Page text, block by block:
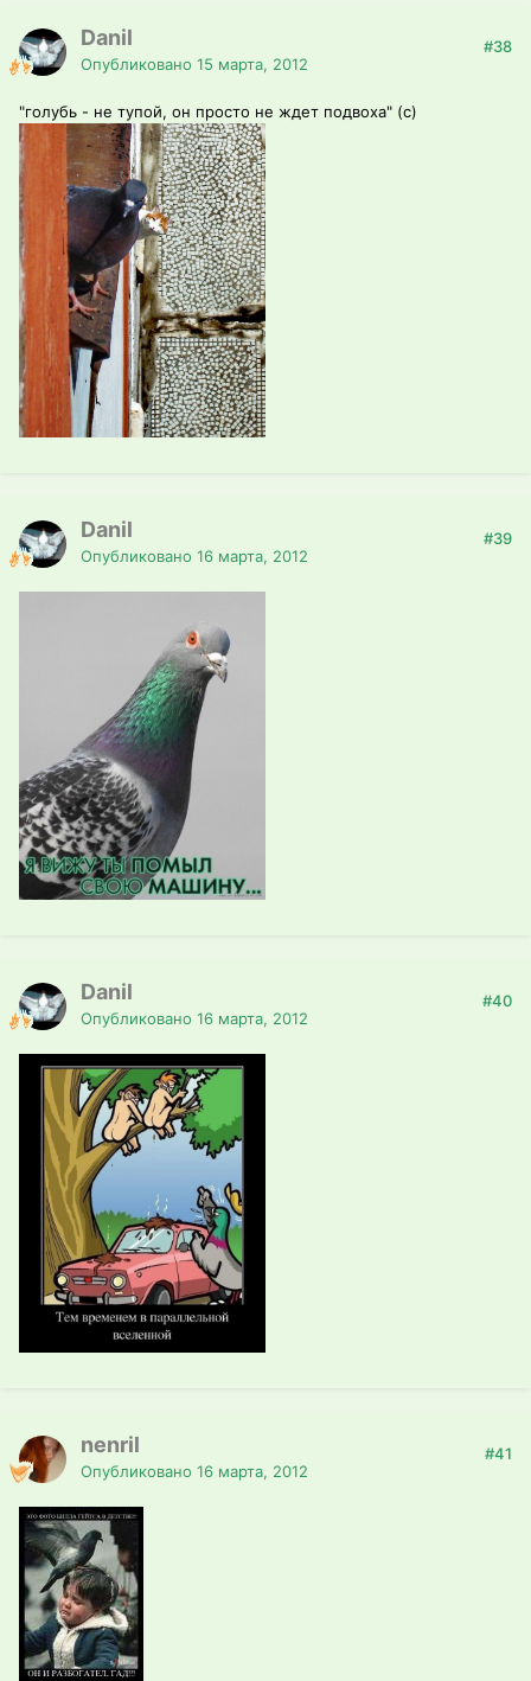
Danil
Опубликовано 15 марта, 2012
#38
"голубь - не тупой, он просто не ждет подвоха" (с)
Danil
Опубликовано 16 марта, 2012
#39
Danil
Опубликовано 16 марта, 2012
#40
nenril
Опубликовано 16 марта, 2012
#41